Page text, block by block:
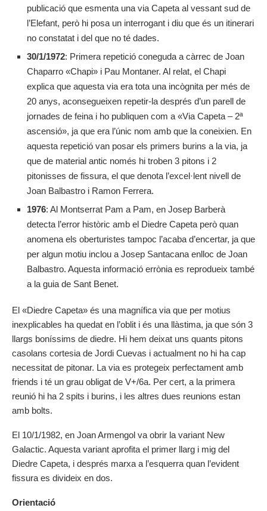
publicació que esmenta una via Capeta al vessant sud de
l’Elefant, però hi posa un interrogant i diu que és un itinerari
no constatat i del que no té dades.
30/1/1972: Primera repetició coneguda a càrrec de Joan
Chaparro «Chapi» i Pau Montaner. Al relat, el Chapi
explica que aquesta via era tota una incògnita per més de
20 anys, aconsegueixen repetir-la després d’un parell de
jornades de feina i ho publiquen com a «Via Capeta – 2ª
ascensió», ja que era l’únic nom amb que la coneixien. En
aquesta repetició van posar els primers burins a la via, ja
que de material antic només hi troben 3 pitons i 2
pitonisses de fissura, el que denota l’excel·lent nivell de
Joan Balbastro i Ramon Ferrera.
1976: Al Montserrat Pam a Pam, en Josep Barberà
detecta l’error històric amb el Diedre Capeta però quan
anomena els oberturistes tampoc l’acaba d’encertar, ja que
per algun motiu inclou a Josep Santacana enlloc de Joan
Balbastro. Aquesta informació errònia es reprodueix també
a la guia de Sant Benet.
El «Diedre Capeta» és una magnífica via que per motius
inexplicables ha quedat en l’oblit i és una llàstima, ja que són 3
llargs boníssims de diedre. Hi hem deixat uns quants pitons
casolans cortesia de Jordi Cuevas i actualment no hi ha cap
necessitat de pitonar. La via es protegeix perfectament amb
friends i té un grau obligat de V+/6a. Per cert, a la primera
reunió hi ha 2 spits i burins, i les altres dues reunions estan
amb bolts.
El 10/1/1982, en Joan Armengol va obrir la variant New
Galactic. Aquesta variant aprofita el primer llarg i mig del
Diedre Capeta, i després marxa a l’esquerra quan l’evident
fissura es divideix en dos.
Orientació